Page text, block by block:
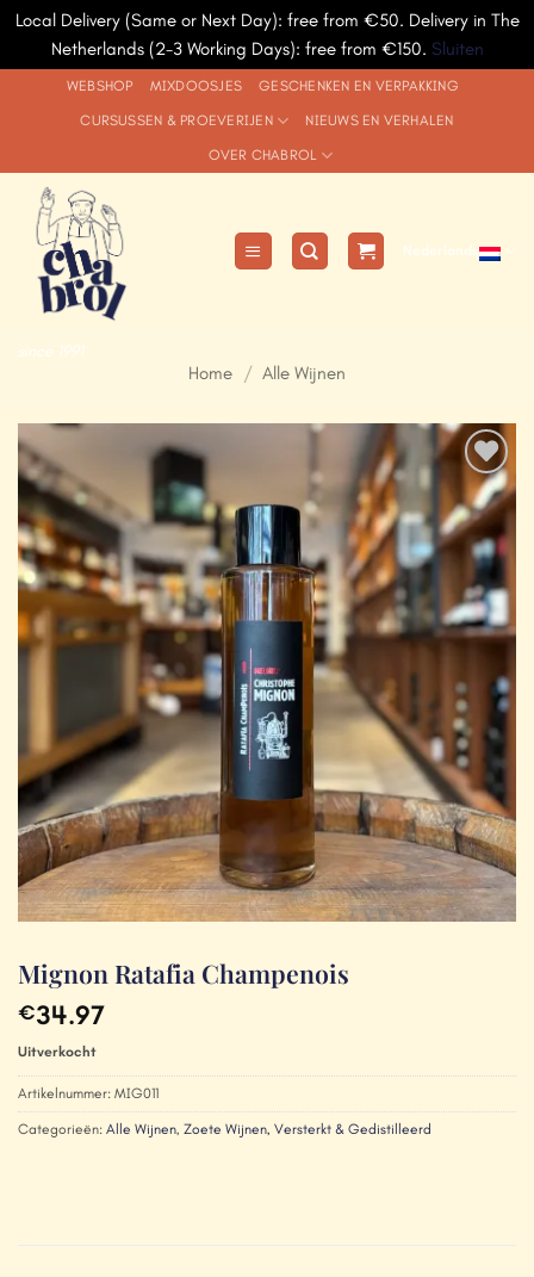
Local Delivery (Same or Next Day): free from €50. Delivery in The
Netherlands (2-3 Working Days): free from €150. Sluiten
WEBSHOP MIXDOOSJES GESCHENKEN EN VERPAKKING
CURSUSSEN & PROEVERIJEN NIEUWS EN VERHALEN
OVER CHABROL
since 1991
Nederlands
Home / Alle Wijnen
Add to
Wishlist
Mignon Ratafia Champenois
€34.97
Uitverkocht
Artikelnummer: MIG011
Categorieën: Alle Wijnen, Zoete Wijnen, Versterkt & Gedistilleerd